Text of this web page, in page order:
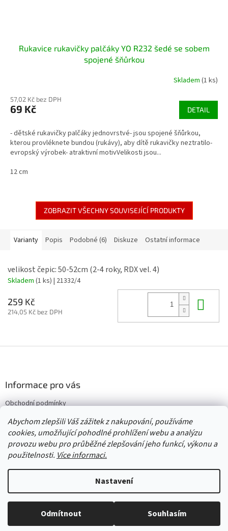
Abychom zlepšili Váš zážitek z nakupování, používáme
cookies, umožňující pohodlné prohlížení webu a analýzu
provozu webu pro průběžné zlepšování jeho funkcí, výkonu a
použitelnosti. Více informaci.
Nastavení
Odmítnout Souhlasím
Rukavice rukavičky palčáky YO R232 šedé se sobem
spojené šňůrkou
Skladem (1 ks)
57,02 Kč bez DPH
69 Kč DETAIL
- dětské rukavičky palčáky jednovrstvé- jsou spojené šňůrkou,
kterou provléknete bundou (rukávy), aby dítě rukavičky neztratilo-
evropský výrobek- atraktivní motivVelikosti jsou...
12 cm
ZOBRAZIT VŠECHNY SOUVISEJÍCÍ PRODUKTY
Varianty Popis Podobné (6) Diskuze Ostatní informace
velikost čepic: 50-52cm (2-4 roky, RDX vel. 4)
Skladem (1 ks) | 21332/4
259 Kč
214,05 Kč bez DPH
í
Informace pro vás
Obchodní podmínky
Vrácení/výměna/reklamace
Velkoobchod
Copyright 2026Červený Tulipán. Všechna práva vyhrazena.Upravit